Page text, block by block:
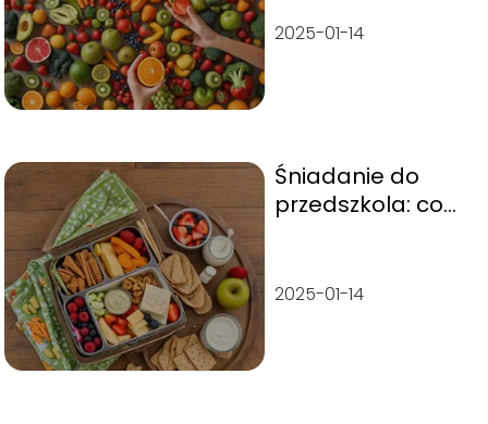
2025-01-14
Śniadanie do
przedszkola: co
2025-01-14